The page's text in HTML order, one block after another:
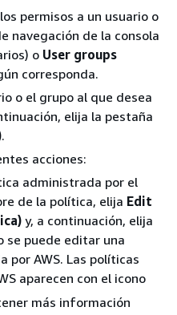
permisos a un usuario o
navegación de la consola
o User groups
corresponda.
o el grupo al que desea
elija la pestaña
.
acciones:
administrada por el
de la política, elija Edit
y, a continuación, elija
se puede editar una
por AWS. Las políticas
aparecen con el icono
más información